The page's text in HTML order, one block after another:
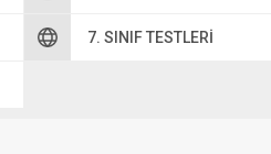
7. SINIF TESTLERI